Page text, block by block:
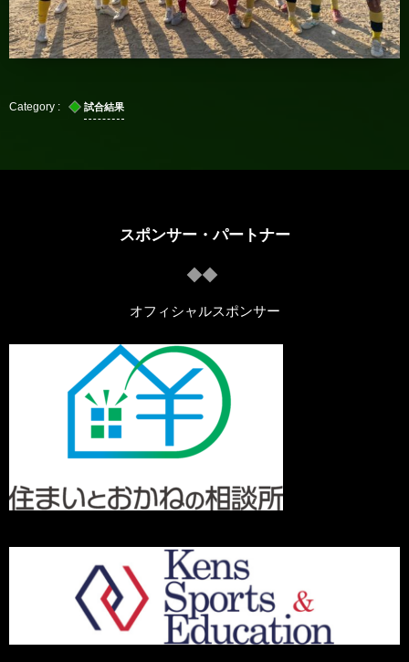
試合結果
スポンサー・パートナー
オフィシャルスポンサー